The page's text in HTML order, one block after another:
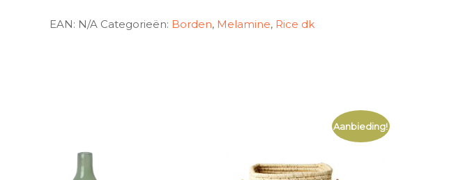
EAN: N/A Categorieën: Borden, Melamine, Rice dk
Aanbieding!